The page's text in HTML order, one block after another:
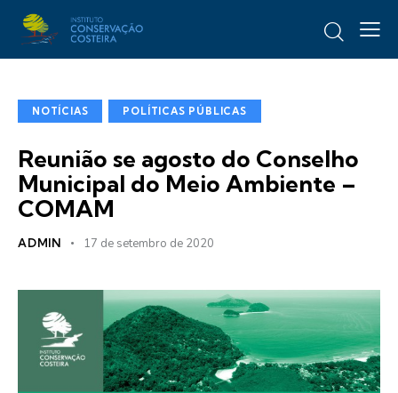
NOTÍCIAS POLÍTICAS PÚBLICAS
Reunião se agosto do Conselho
Municipal do Meio Ambiente –
COMAM
ADMIN 17 de setembro de 2020